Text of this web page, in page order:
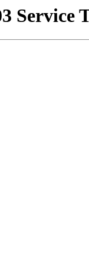
Service